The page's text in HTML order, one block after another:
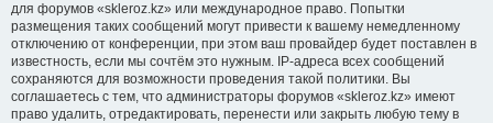
для форумов «skleroz.kz» или международное право. Попытки
размещения таких сообщений могут привести к вашему немедленному
отключению от конференции, при этом ваш провайдер будет поставлен в
известность, если мы сочтём это нужным. IP-адреса всех сообщений
сохраняются для возможности проведения такой политики. Вы
соглашаетесь с тем, что администраторы форумов «skleroz.kz» имеют
право удалить, отредактировать, перенести или закрыть любую тему в